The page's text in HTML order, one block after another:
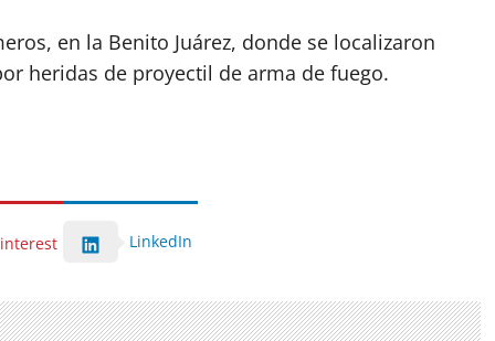
en la Benito Juárez, donde se localizaron
heridas de proyectil de arma de fuego.
LinkedIn